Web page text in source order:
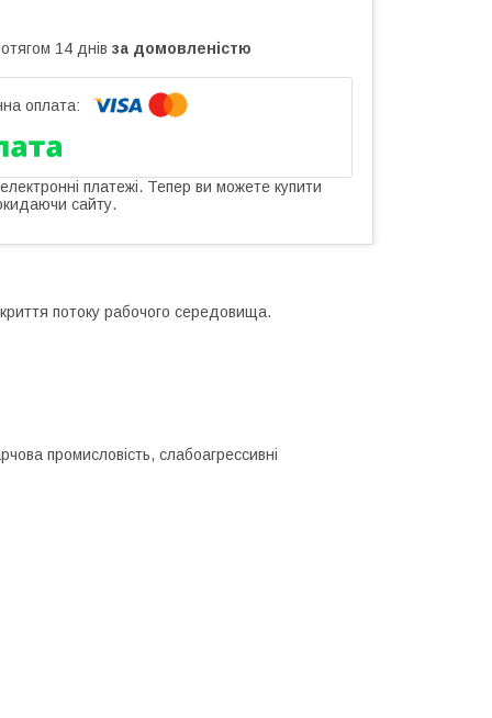
14 днів за домовленістю
платежі. Тепер ви можете купити
сайту.
потоку рабочого середовища.
промисловість, слабоагрессивні